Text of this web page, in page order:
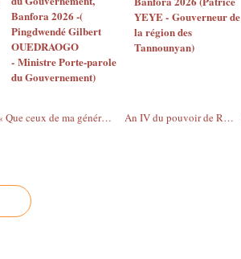
Banfora 2026 -(
Pingdwendé Gilbert
OUEDRAOGO
- Ministre Porte-parole
du Gouvernement)
YEYE - Gouverneur de
la région des
Tannounyan)
Présidentielle 2020, Ouattara met fin au suspense : « Que ceux de ma génération comprennent que notre temps est passé, donc s’ils deviennent candidats, je serai candidat » An IV du pouvoir de Roch Kaboré: Bilan sécuritaire mitigé